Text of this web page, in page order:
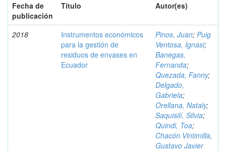
Fecha de
publicación
Título Autor(es)
2018
Instrumentos económicos
para la gestión de
residuos de envases en
Ecuador
Pinos, Juan; Puig
Ventosa, Ignasi;
Banegas,
Fernanda;
Quezada, Fanny;
Delgado,
Gabriela;
Orellana, Nataly;
Saquisilí, Silvia;
Quindi, Toa;
Chacón Vintimilla,
Gustavo Javier